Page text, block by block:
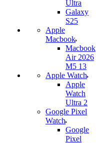
Ultra
Galaxy
S25
Apple
Macbook
Macbook
Air 2026
M5 13
Apple Watch
Apple
Watch
Ultra 2
Google Pixel
Watch
Google
Pixel